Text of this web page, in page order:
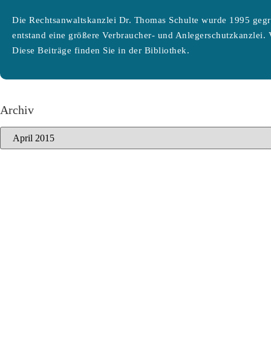
Die Rechtsanwaltskanzlei Dr. Thomas Schulte wurde 1995
entstand eine größere Verbraucher- und
Diese Beiträge finden Sie in der Bibliothek.
Archiv